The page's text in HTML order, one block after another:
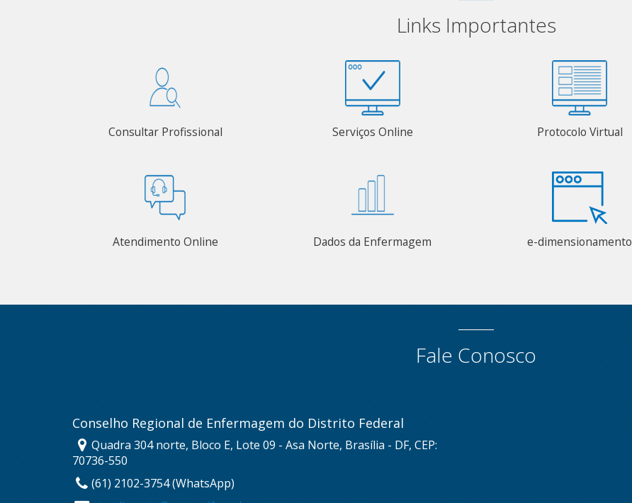
Links Importantes
Consultar Profissional Serviços Online Protocolo Virtual
Atendimento Online Dados da Enfermagem e-dimensionamento
Fale Conosco
Conselho Regional de Enfermagem do Distrito Federal
Quadra 304 norte, Bloco E, Lote 09 - Asa Norte, Brasília - DF, CEP:
70736-550
(61) 2102-3754 (WhatsApp)